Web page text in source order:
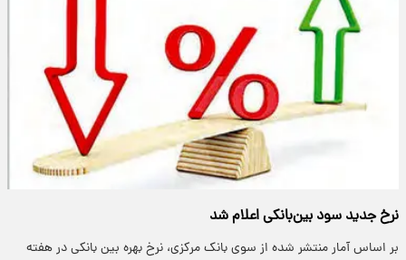
نرخ جدید سود بین‌بانکی اعلام شد
بر اساس آمار منتشر شده از سوی بانک مرکزی، نرخ بهره بین بانکی در هفته